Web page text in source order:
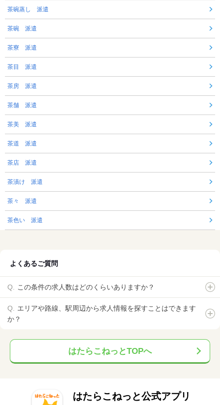
茶碗蒸し 派遣
茶碗 派遣
茶寮 派遣
茶目 派遣
茶房 派遣
茶舗 派遣
茶美 派遣
茶道 派遣
茶店 派遣
茶漬け 派遣
茶々 派遣
茶色い 派遣
よくあるご質問
この条件の求人数はどのくらいありますか？
エリアや路線、駅周辺から求人情報を探すことはできます
か？
はたらこねっとTOPへ
はたらこねっと公式アプリ